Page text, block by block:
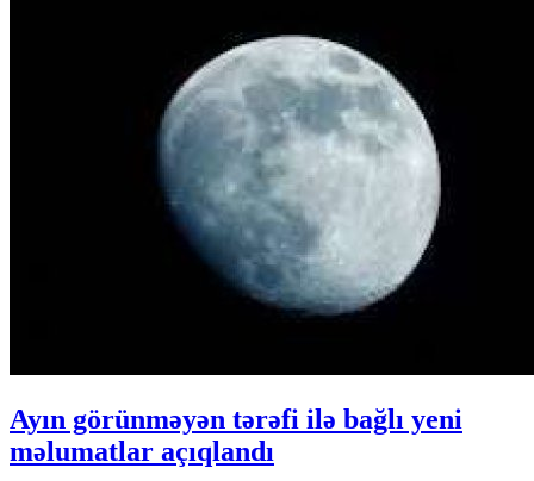
Ayın görünməyən tərəfi ilə bağlı yeni
məlumatlar açıqlandı